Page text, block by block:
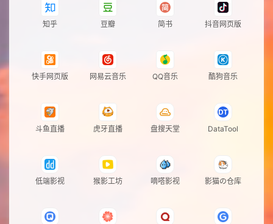
知乎 豆瓣 简书 抖音网页版
快手网页版 网易云音乐 QQ音乐 酷狗音乐
斗鱼直播 虎牙直播 盘搜天堂 DataTool
低端影视 猴影工坊 嘀嗒影视 影猫の仓库